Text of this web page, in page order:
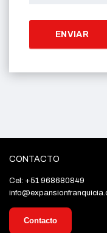
CONTACTO
Cel: +51 968680849
Contacto